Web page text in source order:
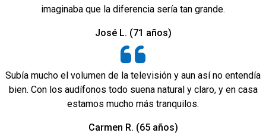
imaginaba que la diferencia sería tan grande.
José L. (71 años)
Subía mucho el volumen de la televisión y aun así no entendía
bien. Con los audífonos todo suena natural y claro, y en casa
estamos mucho más tranquilos.
Carmen R. (65 años)